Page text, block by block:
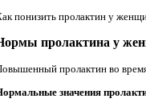
понизить пролактин у
пролактина у
пролактин во время
значения